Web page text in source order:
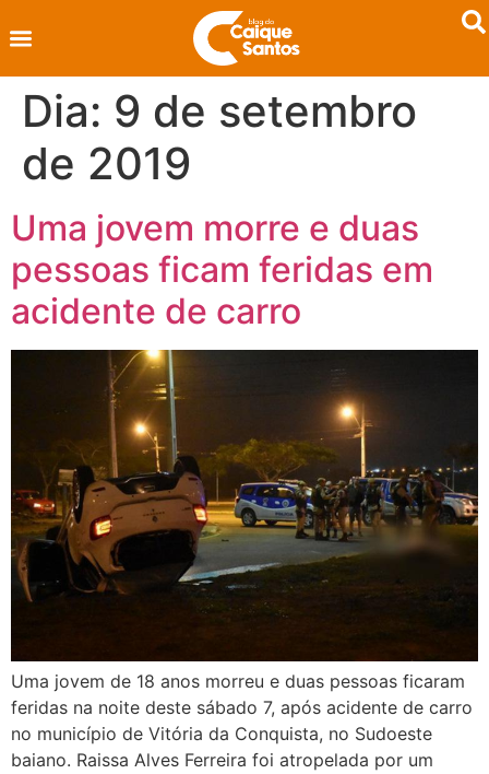
Dia: 9 de setembro
de 2019
Uma jovem morre e duas
pessoas ficam feridas em
acidente de carro
Uma jovem de 18 anos morreu e duas pessoas ficaram
feridas na noite deste sábado 7, após acidente de carro
no município de Vitória da Conquista, no Sudoeste
baiano. Raissa Alves Ferreira foi atropelada por um